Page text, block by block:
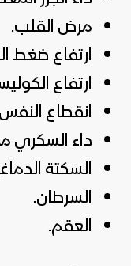
مرض القلب.
ارتفاع ضغط
ارتفاع
انقطاع
داء السكري
السكتة
السرطان.
العقم.